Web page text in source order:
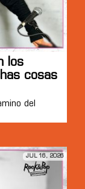
los
cosas
del
JUL 16, 2026